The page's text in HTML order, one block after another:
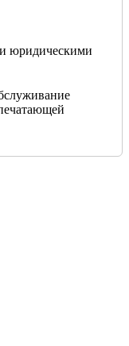
юридическими